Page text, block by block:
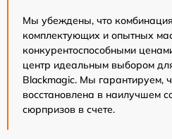
Мы убеждены, что
комплектующих и опытных
конкурентоспособными
центр идеальным выбором
Blackmagic. Мы гарантируем,
восстановлена в наилучшем
сюрпризов в счете.